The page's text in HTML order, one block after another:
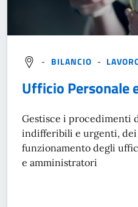
- BILANCIO -
Ufficio Personale
Gestisce i procedimenti
indifferibili e urgenti,
funzionamento degli
e amministratori